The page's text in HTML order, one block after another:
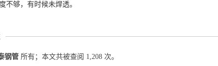
不够，有时候未焊透。
钢管 所有；本文共被查阅 1,208 次。